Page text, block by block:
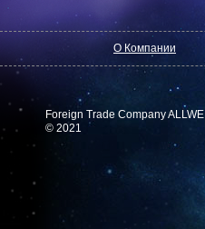
О Компании
Foreign Trade Company ALLWE
© 2021